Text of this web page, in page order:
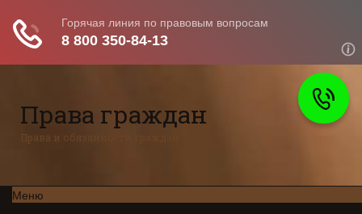
Права граждан
Права и обязанности граждан
Меню